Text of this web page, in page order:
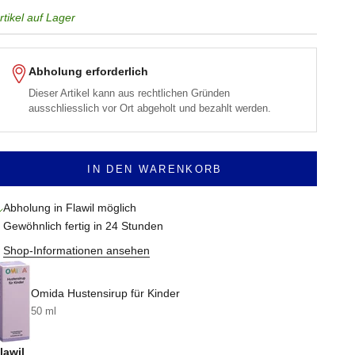
auf Lager
Abholung erforderlich
Dieser Artikel kann aus rechtlichen Gründen
ausschliesslich vor Ort abgeholt und bezahlt werden.
IN DEN WARENKORB
Abholung in Flawil möglich
Gewöhnlich fertig in 24 Stunden
Shop-Informationen ansehen
Omida Hustensirup für Kinder
50 ml